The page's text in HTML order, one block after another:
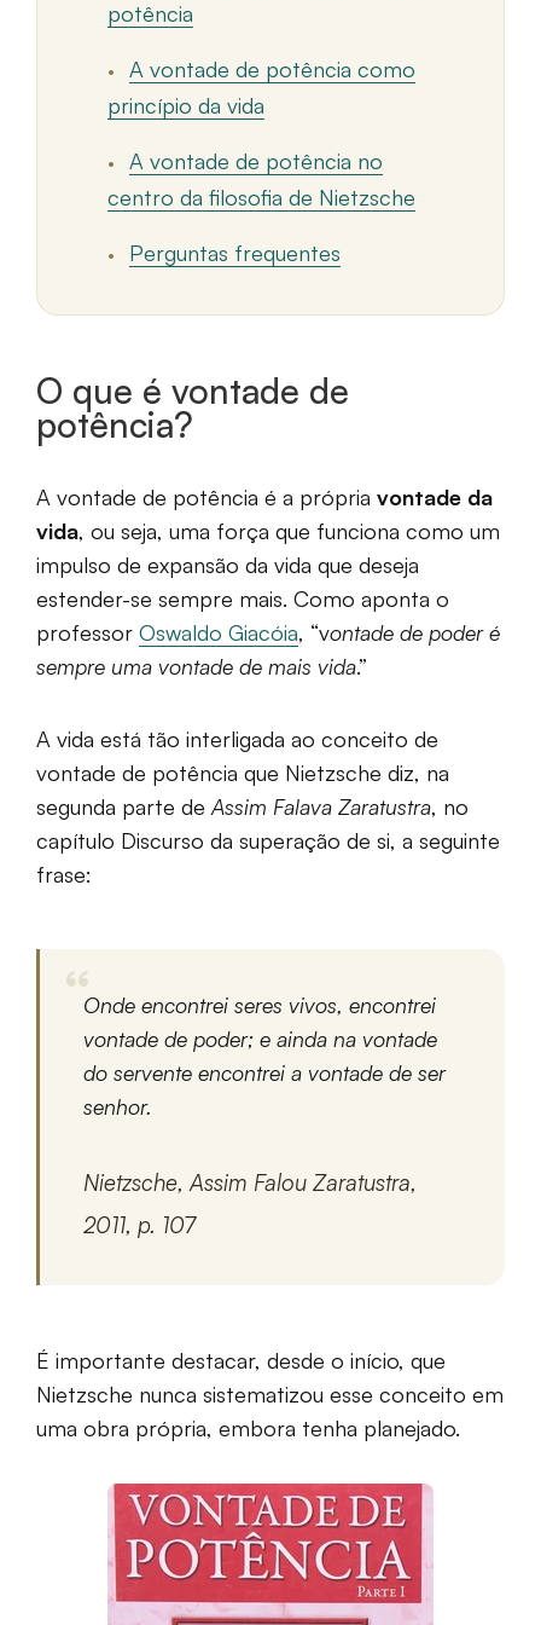
potência
A vontade de potência como
princípio da vida
A vontade de potência no
centro da filosofia de Nietzsche
Perguntas frequentes
O que é vontade de
potência?
A vontade de potência é a própria vontade da
vida, ou seja, uma força que funciona como um
impulso de expansão da vida que deseja
estender-se sempre mais. Como aponta o
professor Oswaldo Giacóia, “vontade de poder é
sempre uma vontade de mais vida.”
A vida está tão interligada ao conceito de
vontade de potência que Nietzsche diz, na
segunda parte de Assim Falava Zaratustra, no
capítulo Discurso da superação de si, a seguinte
frase:
Onde encontrei seres vivos, encontrei
vontade de poder; e ainda na vontade
do servente encontrei a vontade de ser
senhor.
Nietzsche, Assim Falou Zaratustra,
2011, p. 107
É importante destacar, desde o início, que
Nietzsche nunca sistematizou esse conceito em
uma obra própria, embora tenha planejado.